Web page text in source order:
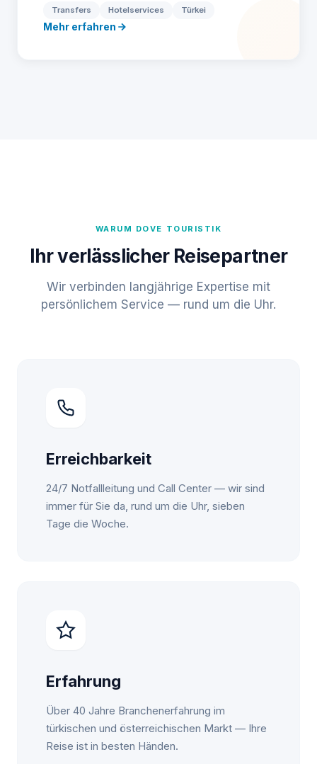
Transfers Hotelservices Türkei
Mehr erfahren
WARUM DOVE TOURISTIK
Ihr verlässlicher Reisepartner
Wir verbinden langjährige Expertise mit
persönlichem Service — rund um die Uhr.
Erreichbarkeit
24/7 Notfallleitung und Call Center — wir sind
immer für Sie da, rund um die Uhr, sieben
Tage die Woche.
Erfahrung
Über 40 Jahre Branchenerfahrung im
türkischen und österreichischen Markt — Ihre
Reise ist in besten Händen.